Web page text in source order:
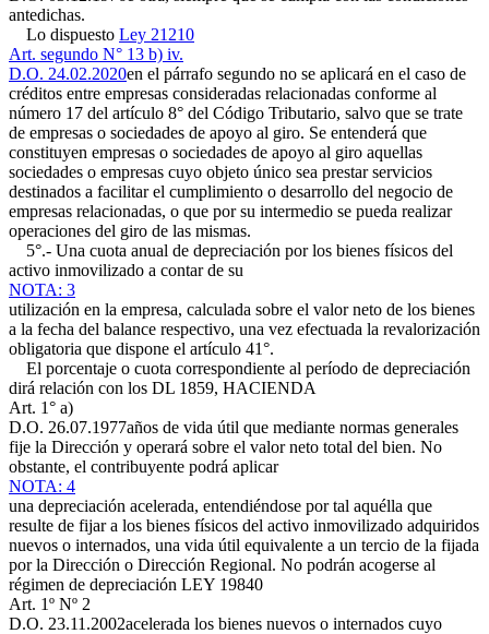
antedichas.
Lo dispuesto Ley 21210
Art. segundo N° 13 b) iv.
D.O. 24.02.2020en el párrafo segundo no se aplicará en el caso de
créditos entre empresas consideradas relacionadas conforme al
número 17 del artículo 8° del Código Tributario, salvo que se trate
de empresas o sociedades de apoyo al giro. Se entenderá que
constituyen empresas o sociedades de apoyo al giro aquellas
sociedades o empresas cuyo objeto único sea prestar servicios
destinados a facilitar el cumplimiento o desarrollo del negocio de
empresas relacionadas, o que por su intermedio se pueda realizar
operaciones del giro de las mismas.
5°.- Una cuota anual de depreciación por los bienes físicos del
activo inmovilizado a contar de su
NOTA: 3
utilización en la empresa, calculada sobre el valor neto de los bienes
a la fecha del balance respectivo, una vez efectuada la revalorización
obligatoria que dispone el artículo 41°.
El porcentaje o cuota correspondiente al período de depreciación
dirá relación con los DL 1859, HACIENDA
Art. 1° a)
D.O. 26.07.1977años de vida útil que mediante normas generales
fije la Dirección y operará sobre el valor neto total del bien. No
obstante, el contribuyente podrá aplicar
NOTA: 4
una depreciación acelerada, entendiéndose por tal aquélla que
resulte de fijar a los bienes físicos del activo inmovilizado adquiridos
nuevos o internados, una vida útil equivalente a un tercio de la fijada
por la Dirección o Dirección Regional. No podrán acogerse al
régimen de depreciación LEY 19840
Art. 1º Nº 2
D.O. 23.11.2002acelerada los bienes nuevos o internados cuyo